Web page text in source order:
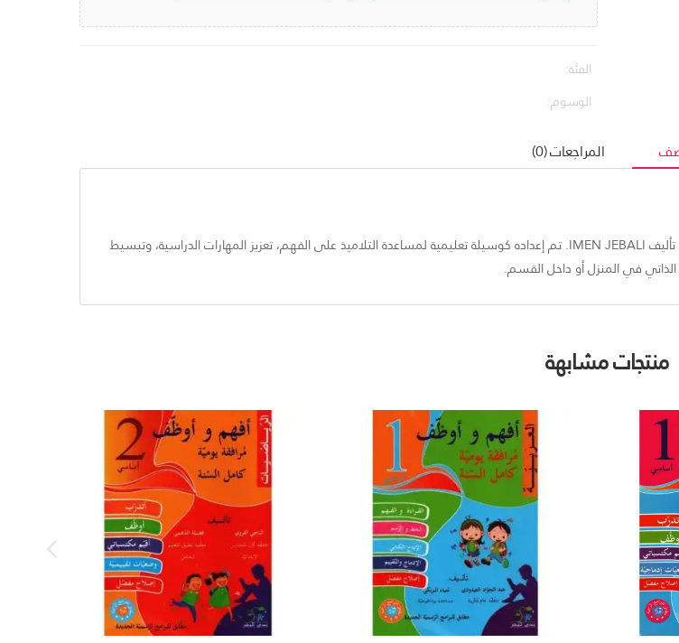
الفئة:
الوسوم:
المراجعات (0)
الكتاب المدرسي المساند «Le monde caché 4eme» يندرج ضمن فئة «التعليم» من تأليف IMEN JEBALI. تم إعداده كوسيلة تعليمية لمساعدة التلاميذ على الفهم، تعزيز المهارات الدراسية، وتبسيط
الذاتي في المنزل أو داخل القسم.
منتجات مشابهة